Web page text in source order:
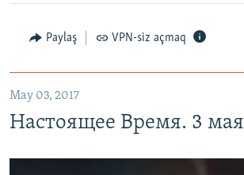
Paylaş VPN-siz açmaq
May 03, 2017
Настоящее Время. 3 мая